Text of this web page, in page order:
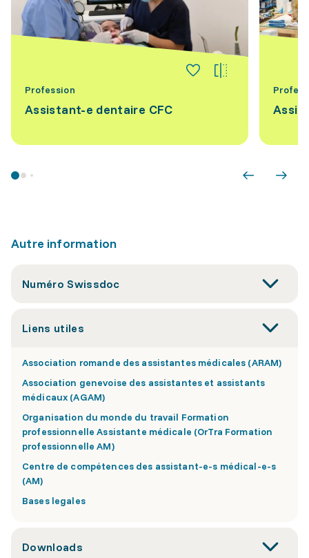
Profession
Assistant-e dentaire CFC
Autre information
Numéro Swissdoc
Liens utiles
Association romande des assistantes médicales (ARAM)
Association genevoise des assistantes et assistants
médicaux (AGAM)
Organisation du monde du travail Formation
professionnelle Assistante médicale (OrTra Formation
professionnelle AM)
Centre de compétences des assistant-e-s médical-e-s
(AM)
Bases legales
Downloads